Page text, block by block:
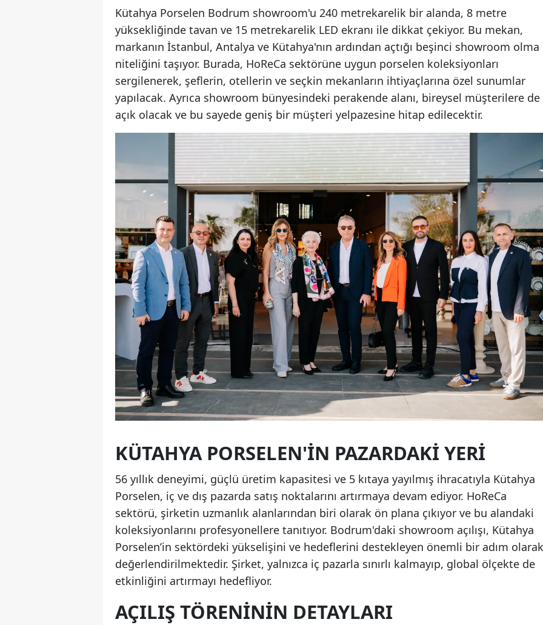
Kütahya Porselen Bodrum showroom'u 240 metrekarelik bir alanda, 8 metre
yüksekliğinde tavan ve 15 metrekarelik LED ekranı ile dikkat çekiyor. Bu mekan,
markanın İstanbul, Antalya ve Kütahya'nın ardından açtığı beşinci showroom olma
niteliğini taşıyor. Burada, HoReCa sektörüne uygun porselen koleksiyonları
sergilenerek, şeflerin, otellerin ve seçkin mekanların ihtiyaçlarına özel sunumlar
yapılacak. Ayrıca showroom bünyesindeki perakende alanı, bireysel müşterilere de
açık olacak ve bu sayede geniş bir müşteri yelpazesine hitap edilecektir.
KÜTAHYA PORSELEN'IN PAZARDAKI YERI
56 yıllık deneyimi, güçlü üretim kapasitesi ve 5 kıtaya yayılmış ihracatıyla Kütahya
Porselen, iç ve dış pazarda satış noktalarını artırmaya devam ediyor. HoReCa
sektörü, şirketin uzmanlık alanlarından biri olarak ön plana çıkıyor ve bu alandaki
koleksiyonlarını profesyonellere tanıtıyor. Bodrum'daki showroom açılışı, Kütahya
Porselen’in sektördeki yükselişini ve hedeflerini destekleyen önemli bir adım olarak
değerlendirilmektedir. Şirket, yalnızca iç pazarla sınırlı kalmayıp, global ölçekte de
etkinliğini artırmayı hedefliyor.
AÇILIŞ TÖRENININ DETAYLARI